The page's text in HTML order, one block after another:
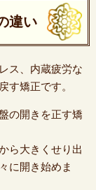
違い
ス、内蔵疲労な
す矯正です。
の開きを正す矯
ら大きくせり出
に開き始めま